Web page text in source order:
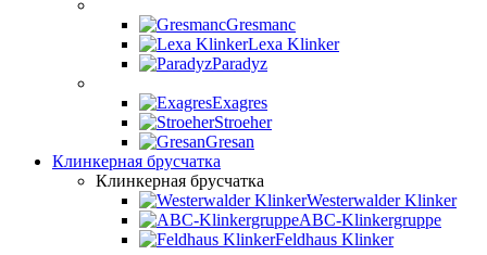
Gresmanc
Lexa Klinker
Paradyz
Exagres
Stroeher
Gresan
Клинкерная брусчатка
Клинкерная брусчатка
Westerwalder Klinker
ABC-Klinkergruppe
Feldhaus Klinker